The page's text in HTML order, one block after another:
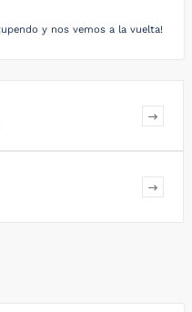
y nos vemos a la vuelta!